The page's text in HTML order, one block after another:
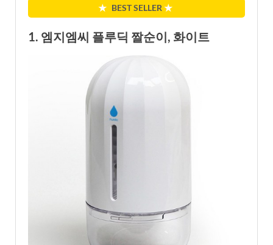
★ BEST SELLER ★
1. 엠지엠씨 플루딕 짤순이, 화이트